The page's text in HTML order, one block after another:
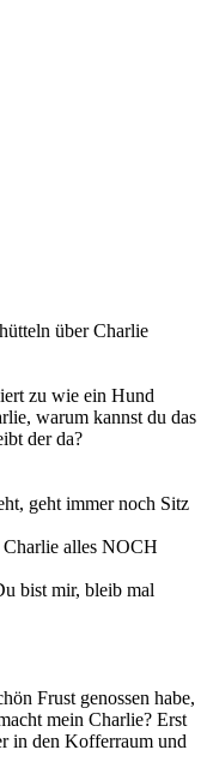
über Charlie
zu wie ein Hund
warum kannst du das
der da?
geht immer noch Sitz
Charlie alles NOCH
bist mir, bleib mal
Frust genossen habe,
mein Charlie? Erst
in den Kofferraum und